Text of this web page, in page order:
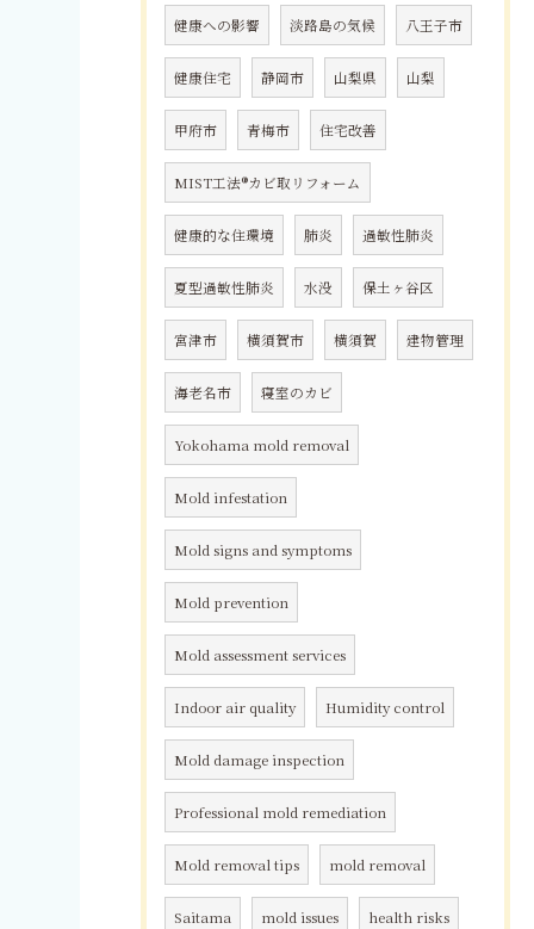
健康への影響 淡路島の気候 八王子市
健康住宅 静岡市 山梨県 山梨
甲府市 青梅市 住宅改善
MIST工法®カビ取リフォーム
健康的な住環境 肺炎 過敏性肺炎
夏型過敏性肺炎 水没 保土ヶ谷区
宮津市 横須賀市 横須賀 建物管理
海老名市 寝室のカビ
Yokohama mold removal
Mold infestation
Mold signs and symptoms
Mold prevention
Mold assessment services
Indoor air quality Humidity control
Mold damage inspection
Professional mold remediation
Mold removal tips mold removal
Saitama mold issues health risks